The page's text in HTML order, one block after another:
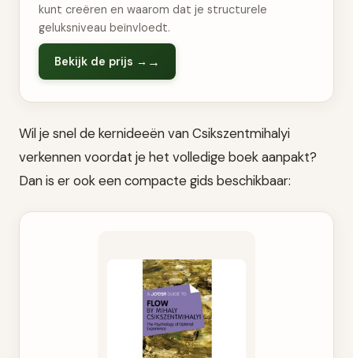
kunt creëren en waarom dat je structurele
geluksniveau beïnvloedt.
Bekijk de prijs →
Wil je snel de kernideeën van Csikszentmihalyi
verkennen voordat je het volledige boek aanpakt?
Dan is er ook een compacte gids beschikbaar: